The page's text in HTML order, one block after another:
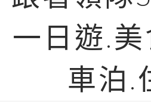
一日遊.
車泊.